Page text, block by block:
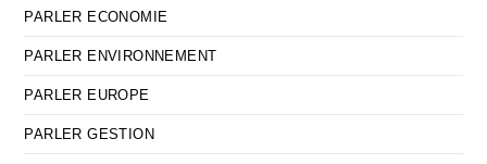
PARLER ECONOMIE
PARLER ENVIRONNEMENT
PARLER EUROPE
PARLER GESTION